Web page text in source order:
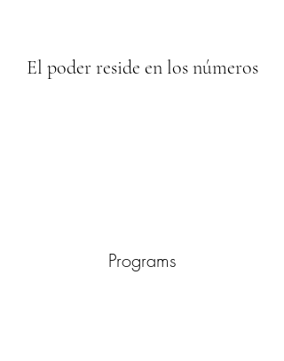
El poder reside en los números
Programs